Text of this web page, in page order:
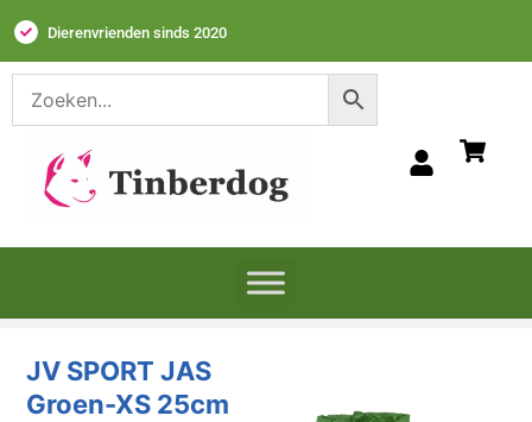
Dierenvrienden sinds 2020
JV SPORT JAS
Groen-XS 25cm